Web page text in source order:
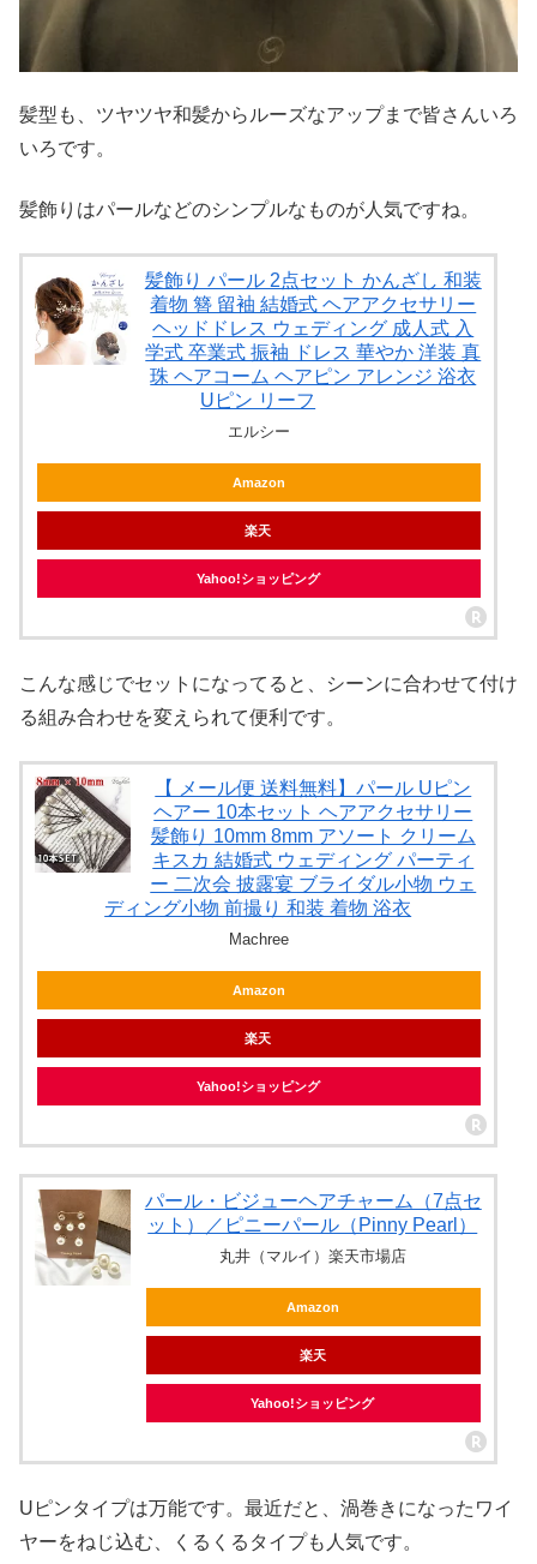
髪型も、ツヤツヤ和髪からルーズなアップまで皆さんいろ
いろです。
髪飾りはパールなどのシンプルなものが人気ですね。
髪飾り パール 2点セット かんざし 和装
着物 簪 留袖 結婚式 ヘアアクセサリー
ヘッドドレス ウェディング 成人式 入
学式 卒業式 振袖 ドレス 華やか 洋装 真
珠 ヘアコーム ヘアピン アレンジ 浴衣
Uピン リーフ
エルシー
Amazon
楽天
Yahoo!ショッピング
こんな感じでセットになってると、シーンに合わせて付け
る組み合わせを変えられて便利です。
【 メール便 送料無料】パール Uピン
ヘアー 10本セット ヘアアクセサリー
髪飾り 10mm 8mm アソート クリーム
キスカ 結婚式 ウェディング パーティ
ー 二次会 披露宴 ブライダル小物 ウェ
ディング小物 前撮り 和装 着物 浴衣
Machree
Amazon
楽天
Yahoo!ショッピング
パール・ビジューヘアチャーム（7点セ
ット）／ピニーパール（Pinny Pearl）
丸井（マルイ）楽天市場店
Amazon
楽天
Yahoo!ショッピング
Uピンタイプは万能です。最近だと、渦巻きになったワイ
ヤーをねじ込む、くるくるタイプも人気です。